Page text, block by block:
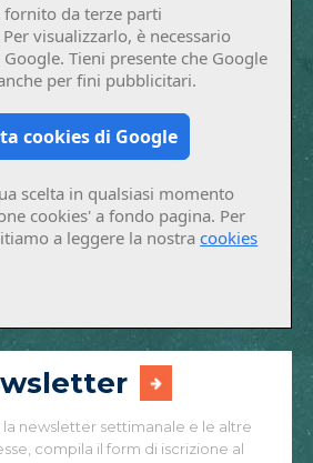
da terze parti
visualizzarlo, è necessario
Tieni presente che Google
per fini pubblicitari.
cookies di Google
scelta in qualsiasi momento
cookies' a fondo pagina. Per
a leggere la nostracookies
newsletter settimanale e le altre
compila il form di iscrizione al